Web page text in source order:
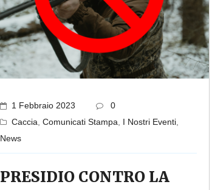
1 Febbraio 2023
0
Caccia, Comunicati Stampa, I Nostri Eventi,
News
PRESIDIO CONTRO LA